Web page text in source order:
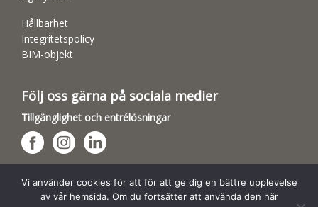
Hållbarhet
Integritetspolicy
BIM-objekt
Följ oss gärna på sociala medier
Tillgänglighet och entrélösningar
Hundsporthallar
Vi använder cookies för att för att ge dig en bättre upplevelse
av vår hemsida. Om du fortsätter att använda den här